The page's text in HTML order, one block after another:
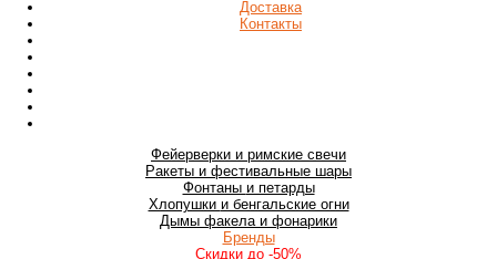
Доставка
Контакты
Фейерверки и римские свечи
Ракеты и фестивальные шары
Фонтаны и петарды
Хлопушки и бенгальские огни
Дымы факела и фонарики
Бренды
Скидки до -50%